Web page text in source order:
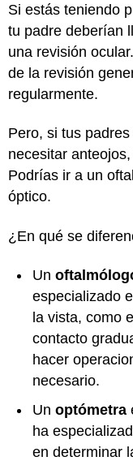
Si estás teniendo
tu padre deberían
una revisión
de la revisión
regularmente.
Pero, si tus
necesitar
Podrías ir a un
óptico.
¿En qué se
Un
especializado
la vista, como
contacto
hacer
necesario.
Un optómetra
ha
en determinar